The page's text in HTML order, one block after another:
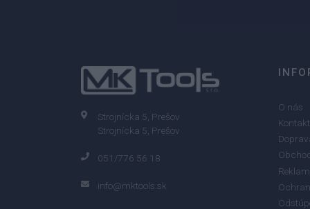
Strojnícka 5, Prešov
Strojnícka 5, Prešov
051/776 56 18
info@mktools.sk
O nás
Kontakt